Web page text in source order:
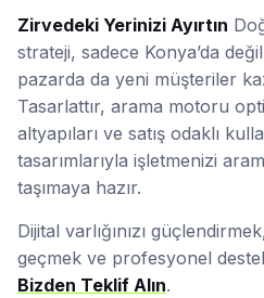
Zirvedeki Yerinizi Ayırtın
strateji, sadece Konya’da
pazarda da yeni müşteriler
Tasarlattır, arama motoru
altyapıları ve satış odaklı
tasarımlarıyla işletmenizi
taşımaya hazır.
Dijital varlığınızı
geçmek ve profesyonel
Bizden Teklif Alın.